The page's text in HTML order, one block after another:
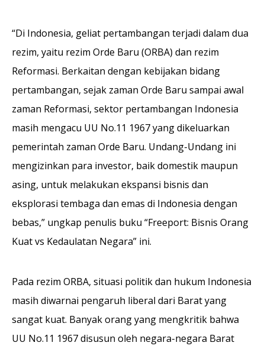
“Di Indonesia, geliat pertambangan terjadi dalam dua
rezim, yaitu rezim Orde Baru (ORBA) dan rezim
Reformasi. Berkaitan dengan kebijakan bidang
pertambangan, sejak zaman Orde Baru sampai awal
zaman Reformasi, sektor pertambangan Indonesia
masih mengacu UU No.11 1967 yang dikeluarkan
pemerintah zaman Orde Baru. Undang-Undang ini
mengizinkan para investor, baik domestik maupun
asing, untuk melakukan ekspansi bisnis dan
eksplorasi tembaga dan emas di Indonesia dengan
bebas,” ungkap penulis buku “Freeport: Bisnis Orang
Kuat vs Kedaulatan Negara” ini.
Pada rezim ORBA, situasi politik dan hukum Indonesia
masih diwarnai pengaruh liberal dari Barat yang
sangat kuat. Banyak orang yang mengkritik bahwa
UU No.11 1967 disusun oleh negara-negara Barat